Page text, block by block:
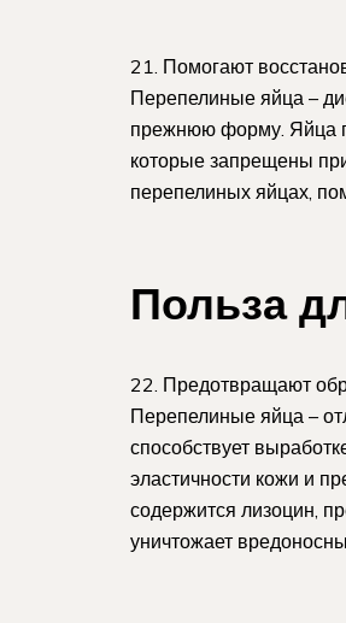
21. Помогают
Перепелиные яйца –
прежнюю форму. Яйца
которые запрещены
перепелиных яйцах,
Польза
22. Предотвращают
Перепелиные яйца –
способствует
эластичности кожи и
содержится лизоцин,
уничтожает